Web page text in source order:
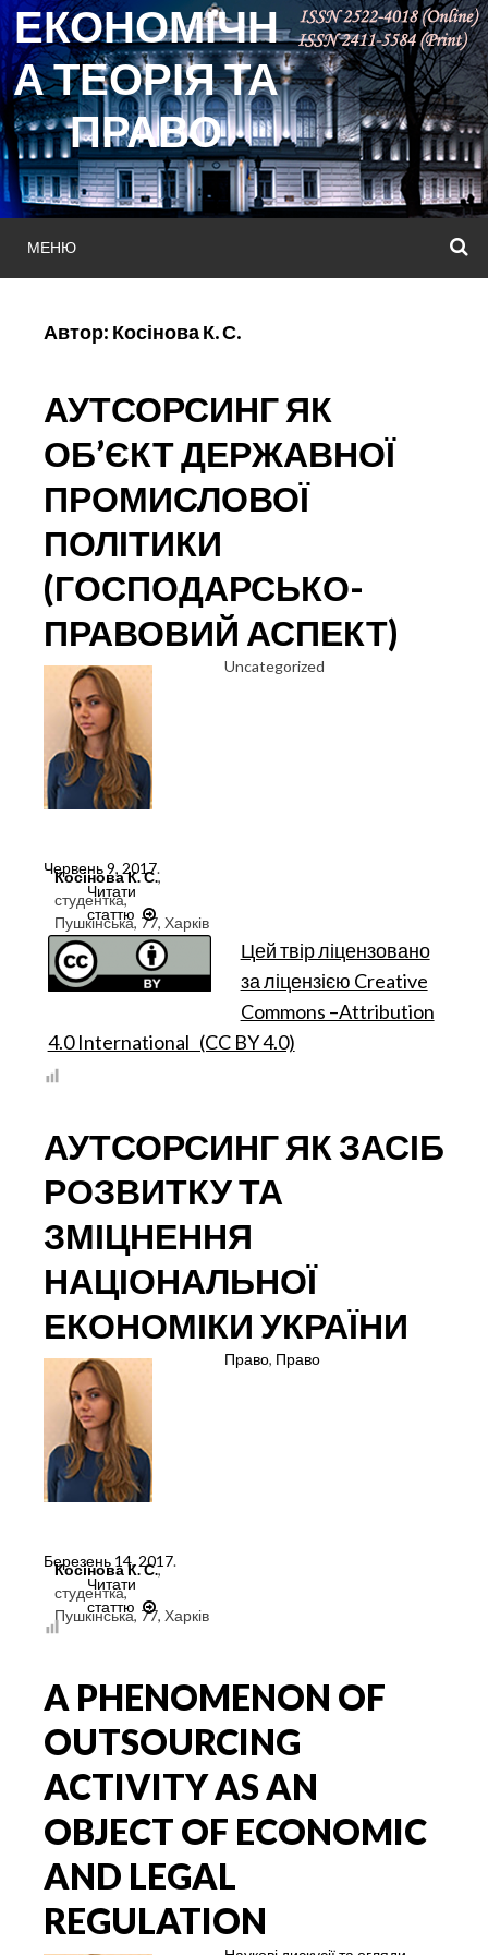
Skip
to
content
ЕКОНОМІЧН
А ТЕОРІЯ ТА
ПРАВО
МЕНЮ
Автор: Косінова К. С.
АУТСОРСИНГ ЯК
ОБ’ЄКТ ДЕРЖАВНОЇ
ПРОМИСЛОВОЇ
ПОЛІТИКИ
(ГОСПОДАРСЬКО-
ПРАВОВИЙ АСПЕКТ)
Uncategorized
Косінова К. С.,
студентка,
Пушкінська, 77, Харків
Червень 9, 2017.
Читати
статтю
АУТСОРСИНГ
ЯК
ОБ’ЄКТ
ДЕРЖАВНОЇ
ПРОМИСЛОВОЇ
(ГОСПОДАРСЬКО-
Цей твір ліцензовано
за ліцензією Creative
Commons –Attribution
4.0 International (CC BY 4.0)
АУТСОРСИНГ ЯК ЗАСІБ
РОЗВИТКУ ТА
ЗМІЦНЕННЯ
НАЦІОНАЛЬНОЇ
ЕКОНОМІКИ УКРАЇНИ
Право, Право
Косінова К. С.,
студентка,
Пушкінська, 77, Харків
Березень 14, 2017.
Читати
статтю
АУТСОРСИНГ
ТА
НАЦІОНАЛЬНОЇ
УКРАЇНИ
A PHENOMENON OF
OUTSOURCING
ACTIVITY AS AN
OBJECT OF ECONOMIC
AND LEGAL
REGULATION